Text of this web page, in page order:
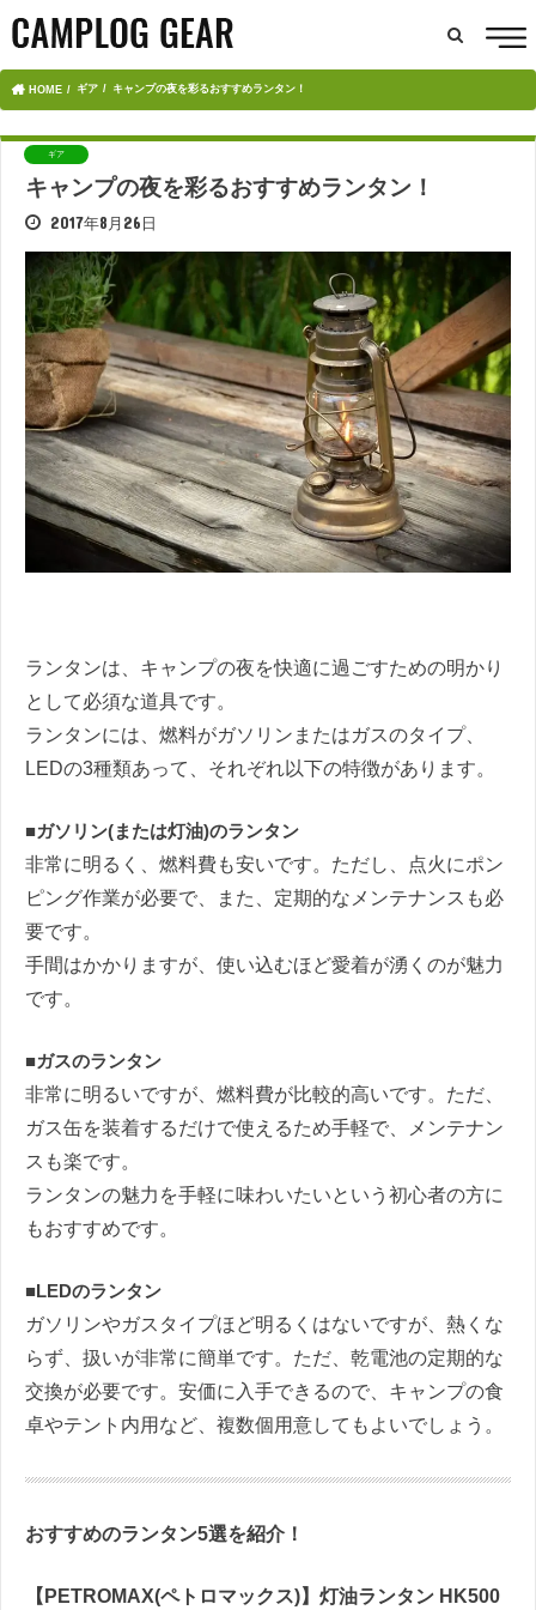
HOME ギア キャンプの夜を彩るおすすめランタン！
ギア
キャンプの夜を彩るおすすめランタン！
2017年8月26日
ランタンは、キャンプの夜を快適に過ごすための明かり
として必須な道具です。
ランタンには、燃料がガソリンまたはガスのタイプ、
LEDの3種類あって、それぞれ以下の特徴があります。
■ガソリン(または灯油)のランタン
非常に明るく、燃料費も安いです。ただし、点火にポン
ピング作業が必要で、また、定期的なメンテナンスも必
要です。
手間はかかりますが、使い込むほど愛着が湧くのが魅力
です。
■ガスのランタン
非常に明るいですが、燃料費が比較的高いです。ただ、
ガス缶を装着するだけで使えるため手軽で、メンテナン
スも楽です。
ランタンの魅力を手軽に味わいたいという初心者の方に
もおすすめです。
■LEDのランタン
ガソリンやガスタイプほど明るくはないですが、熱くな
らず、扱いが非常に簡単です。ただ、乾電池の定期的な
交換が必要です。安価に入手できるので、キャンプの食
卓やテント内用など、複数個用意してもよいでしょう。
おすすめのランタン5選を紹介！
【 PETROMAX(ペトロマックス)】灯油ランタン HK500